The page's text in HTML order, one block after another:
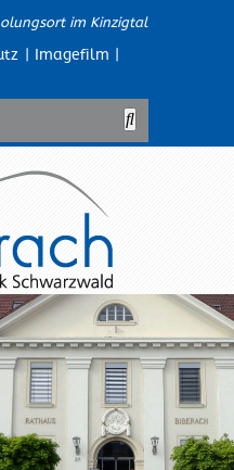
im Kinzigtal
| Imagefilm |